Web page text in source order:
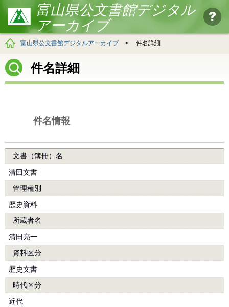
富山県公文書館デジタル
アーカイブ
富山県公文書館デジタルアーカイブ > 件名詳細
件名詳細
件名情報
文書（簿冊）名
清田文書
管理種別
歴史資料
所蔵者名
清田亮一
資料区分
歴史文書
時代区分
近代